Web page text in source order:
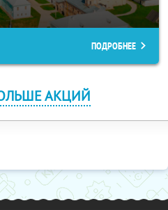
ПОДРОБНЕЕ
АКЦИЙ